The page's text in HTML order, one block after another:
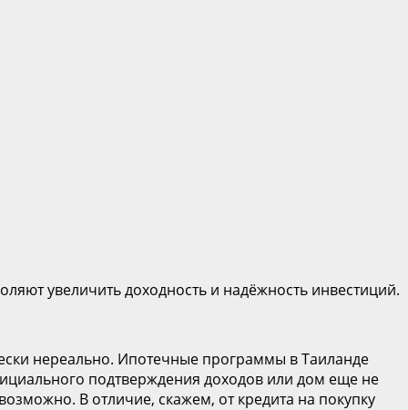
увеличить доходность и надёжность инвестиций.
нереально. Ипотечные программы в Таиланде
подтверждения доходов или дом еще не
В отличие, скажем, от кредита на покупку